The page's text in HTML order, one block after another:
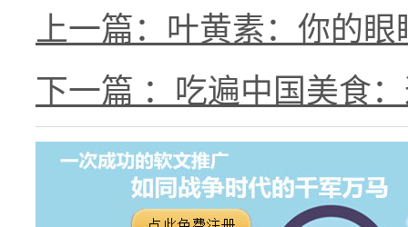
上一篇：叶黄素：你的
下一篇 ：吃遍中国美食